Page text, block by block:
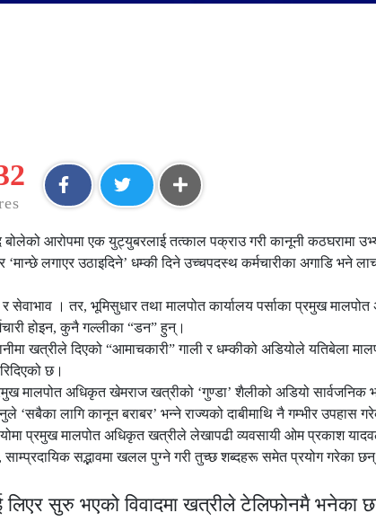
बोलेको आरोपमा एक युट्युबरलाई तत्काल पक्राउ गरी कानूनी कठघरामा
लगाएर उठाइदिने’ धम्की दिने उच्चपदस्थ कर्मचारीका अगाडि भने
र सेवाभाव । तर, भूमिसुधार तथा मालपोत कार्यालय पर्साका प्रमुख
होइन, कुनै गल्लीका “डन” हुन्।
खत्रीले दिएको “आमाचकारी” गाली र धम्कीको अडियोले यतिबेला
छ।
मालपोत अधिकृत खेमराज खत्रीको ‘गुण्डा’ शैलीको अडियो सार्वजनिक
‘सबैका लागि कानून बराबर’ भन्ने राज्यको दाबीमाथि नै गम्भीर उपहास
प्रमुख मालपोत अधिकृत खत्रीले लेखापढी व्यवसायी ओम प्रकाश
सद्भावमा खलल पुग्ने गरी तुच्छ शब्दहरू समेत प्रयोग गरेका
लिएर सुरु भएको विवादमा खत्रीले टेलिफोनमै भनेका